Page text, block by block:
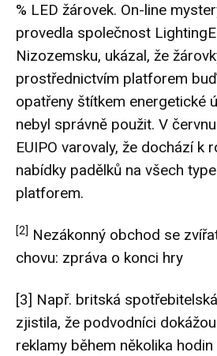
% LED žárovek. On-line
provedla společnost
Nizozemsku, ukázal, že
prostřednictvím platforem
opatřeny štítkem energetické
nebyl správně použit. V
EUIPO varovaly, že dochází k
nabídky padělků na všech
platforem.
[2] Nezákonný obchod se
chovu: zpráva o konci hry
[3] Např. britská
zjistila, že podvodníci
reklamy během několika hodin